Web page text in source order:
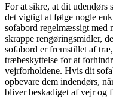
For at sikre, at dit
det vigtigt at følge nogle
sofabord regelmæssigt med
skrappe rengøringsmidler,
sofabord er fremstillet af
træbeskyttelse for at
vejrforholdene. Hvis dit
opbevare dem indendørs,
bliver beskadiget af vejr og